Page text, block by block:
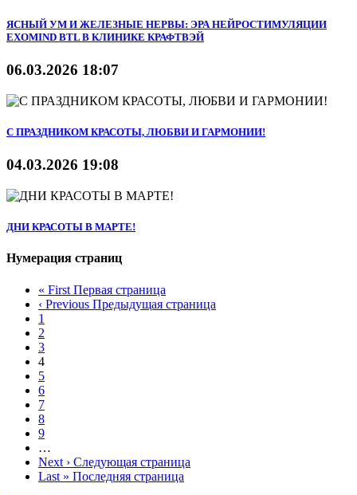
ЯСНЫЙ УМ И ЖЕЛЕЗНЫЕ НЕРВЫ: ЭРА НЕЙРОСТИМУЛЯЦИИ
EXOMIND BTL В КЛИНИКЕ КРАФТВЭЙ
06.03.2026 18:07
С ПРАЗДНИКОМ КРАСОТЫ, ЛЮБВИ И ГАРМОНИИ!
04.03.2026 19:08
ДНИ КРАСОТЫ В МАРТЕ!
Нумерация страниц
« First Первая страница
‹ Previous Предыдущая страница
1
2
3
4
5
6
7
8
9
…
Next › Следующая страница
Last » Последняя страница